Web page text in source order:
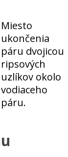
Miesto
ukončenia
páru dvojicou
ripsových
uzlíkov okolo
vodiaceho
páru.